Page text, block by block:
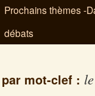
Prochains thèmes -
débats
mot-clef :